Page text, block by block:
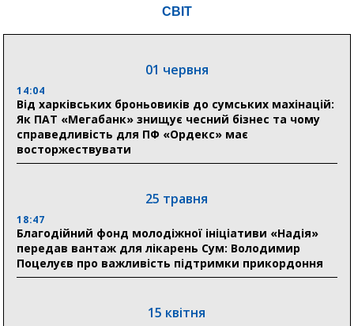
Понад 8 мільйонів книжок згоріли. Як допомогти
04 серпня
20:41
Пенсійний фонд Сумщини спрямував 0,2 млрд грн
на пенсії, страхові виплати та підтримку
прифронтових громад
03 серпня
Романько розширює програму відпочинку дітей із
прифронтової Сумщини: перша група оздоровилася
в Австрії
відновлення житла майже на 6,6 млн грн
СВІТ
01 червня
14:04
Від харківських броньовиків до сумських махінацій:
Як ПАТ «Мегабанк» знищує чесний бізнес та чому
справедливість для ПФ «Ордекс» має
восторжествувати
25 травня
18:47
Благодійний фонд молодіжної ініціативи «Надія»
передав вантаж для лікарень Сум: Володимир
Поцелуєв про важливість підтримки прикордоння
15 квітня